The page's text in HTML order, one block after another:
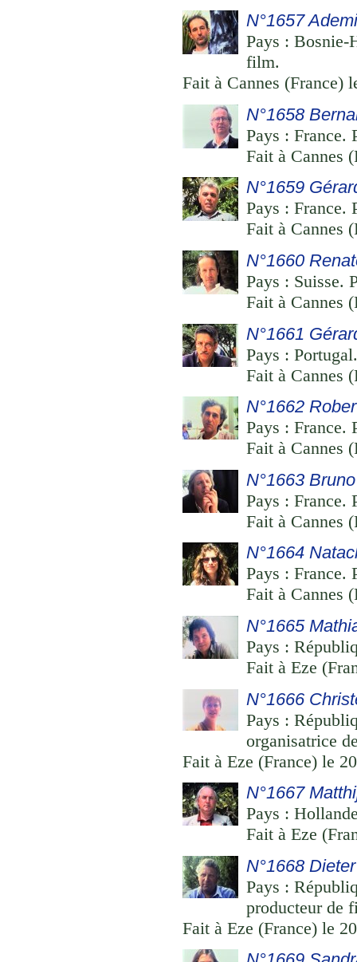
N°1657
Pays : Bosnie-
film.
Fait à Cannes (France)
N°1658
Pays : France.
Fait à Cannes
N°1659
Pays : France.
Fait à Cannes
N°1660
Pays : Suisse.
Fait à Cannes
N°1661
Pays :
Fait à Cannes
N°1662
Pays : France.
Fait à Cannes
N°1663
Pays : France.
Fait à Cannes
N°1664
Pays : France.
Fait à Cannes
N°1665
Pays :
Fait à Eze
N°1666
Pays :
organisatrice
Fait à Eze (France) le
N°1667
Pays :
Fait à Eze
N°1668
Pays :
producteur de
Fait à Eze (France) le